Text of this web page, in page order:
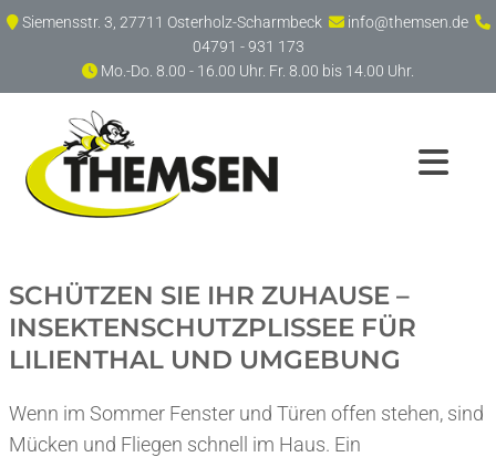
Zum Inhalt springen
 Siemensstr. 3, 27711 Osterholz-Scharmbeck  info@themsen.de 
04791 - 931 173
 Mo.-Do. 8.00 - 16.00 Uhr. Fr. 8.00 bis 14.00 Uhr.
SCHÜTZEN SIE IHR ZUHAUSE –
INSEKTENSCHUTZPLISSEE FÜR
LILIENTHAL UND UMGEBUNG
Wenn im Sommer Fenster und Türen offen stehen, sind
Mücken und Fliegen schnell im Haus. Ein